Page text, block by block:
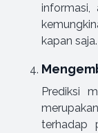
informasi,
kapan saja.
Prediksi
terhadap